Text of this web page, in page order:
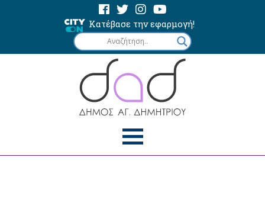
Κατέβασε την εφαρμογή!